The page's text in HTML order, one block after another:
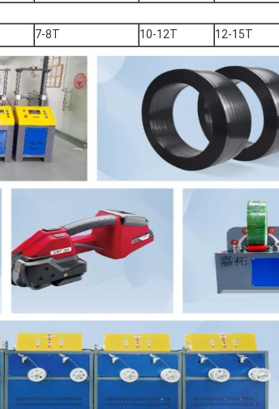
7-8T 10-12T 12-15T